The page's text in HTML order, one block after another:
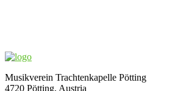
Musikverein Trachtenkapelle Pötting
4720 Pötting, Austria